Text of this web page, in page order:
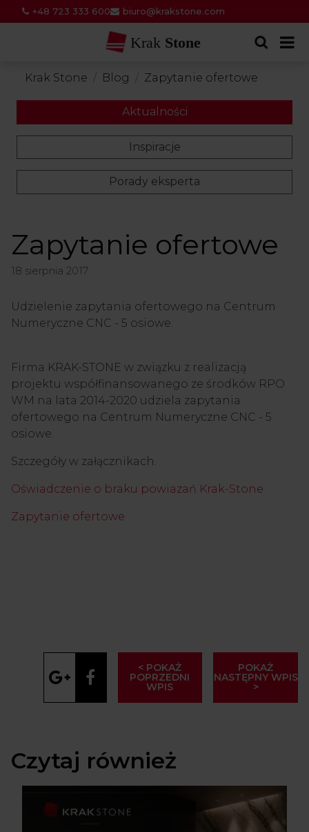
+48 723 333 600 biuro@krakstone.com
Krak Stone
Krak Stone Blog Zapytanie ofertowe
Zapytanie ofertowe
18 sierpnia 2017
Aktualności
Inspiracje
Porady eksperta
Udzielenie zapytania ofertowego na Centrum
Numeryczne CNC - 5 osiowe.
Firma KRAK-STONE w związku z realizacją
projektu współfinansowanego ze środków RPO
WM na lata 2014-2020 udziela zapytania
ofertowego na Centrum Numeryczne CNC - 5
osiowe.
Szczegóły w załącznikach.
Oświadczenie o braku powiazań Krak-Stone
Zapytanie ofertowe
< POKAŻ
POPRZEDNI
WPIS
POKAŻ
NASTĘPNY WPIS
>
Czytaj również